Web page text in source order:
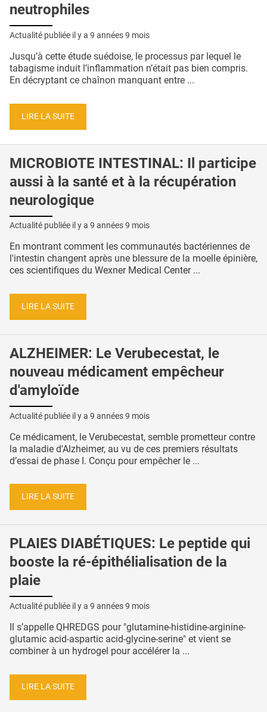
neutrophiles
Actualité publiée il y a 9 années 9 mois
Jusqu’à cette étude suédoise, le processus par lequel le
tabagisme induit l’inflammation n’était pas bien compris.
En décryptant ce chaînon manquant entre ...
LIRE LA SUITE
MICROBIOTE INTESTINAL: Il participe
aussi à la santé et à la récupération
neurologique
Actualité publiée il y a 9 années 9 mois
En montrant comment les communautés bactériennes de
l'intestin changent après une blessure de la moelle épinière,
ces scientifiques du Wexner Medical Center ...
LIRE LA SUITE
ALZHEIMER: Le Verubecestat, le
nouveau médicament empêcheur
d'amyloïde
Actualité publiée il y a 9 années 9 mois
Ce médicament, le Verubecestat, semble prometteur contre
la maladie d'Alzheimer, au vu de ces premiers résultats
d’essai de phase I. Conçu pour empêcher le ...
LIRE LA SUITE
PLAIES DIABÉTIQUES: Le peptide qui
booste la ré-épithélialisation de la
plaie
Actualité publiée il y a 9 années 9 mois
Il s’appelle QHREDGS pour "glutamine-histidine-arginine-
glutamic acid-aspartic acid-glycine-serine" et vient se
combiner à un hydrogel pour accélérer la ...
LIRE LA SUITE